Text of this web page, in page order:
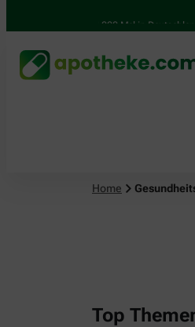
4.000 Mal in Deutschland
Home
Top